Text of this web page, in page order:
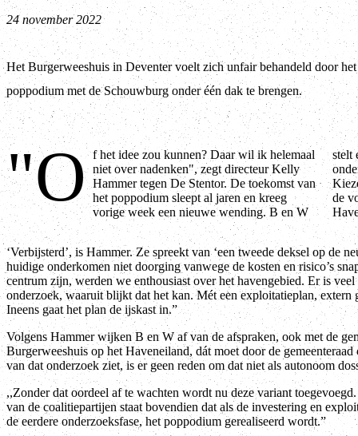
24 november 2022
Het Burgerweeshuis in Deventer voelt zich unfair behandeld door
poppodium met de Schouwburg onder één dak te brengen.
"O f het idee zou kunnen? Daar wil ik helemaal
niet over nadenken", zegt directeur Kelly
Hammer tegen De Stentor. De toekomst van
het poppodium sleept al jaren en kreeg
vorige week een nieuwe wending. B en W
stelt een onderzoek naar een nieuwe variant voor: samen
onder één dak, op de plek van het theater in de Keizerstraat.
Kiezen voor dat onderzoek - kosten 4 ton - zou betekenen dat
de voorkeursoptie om het poppodium te verhuizen naar het
‘Verbijsterd’, is Hammer. Ze spreekt van ‘een tweede deksel op de
huidige onderkomen niet doorging vanwege de kosten en risico’s
centrum zijn, werden we enthousiast over het havengebied. Er is
onderzoek, waaruit blijkt dat het kan. Mét een exploitatieplan,
Ineens gaat het plan de ijskast in.”
Volgens Hammer wijken B en W af van de afspraken, ook met de
Burgerweeshuis op het Haveneiland, dát moet door de
van dat onderzoek ziet, is er geen reden om dat niet als autonoom
,,Zonder dat oordeel af te wachten wordt nu deze variant
van de coalitiepartijen staat bovendien dat als de investering en
de eerdere onderzoeksfase, het poppodium gerealiseerd wordt.”